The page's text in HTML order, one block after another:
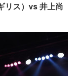
リス）vs 井上尚